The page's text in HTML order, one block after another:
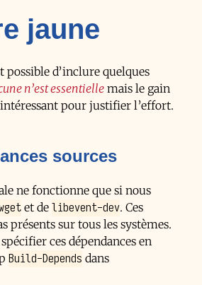
jaune
possible d’inclure quelques
n’est essentiellemais le gain
pour justifier l’effort.
sources
ne fonctionne que si nous
et de libevent-dev. Ces
présents sur tous les systèmes.
ces dépendances en
Build-Depends dans